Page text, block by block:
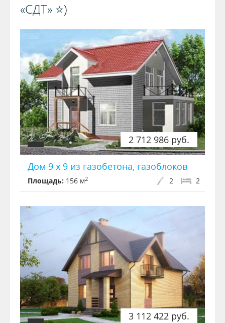
«СДТ» ⭐️)️
2 712 986 руб.
Дом 9 х 9 из газобетона, газоблоков
Площадь: 156 м2 2
2
3 112 422 руб.